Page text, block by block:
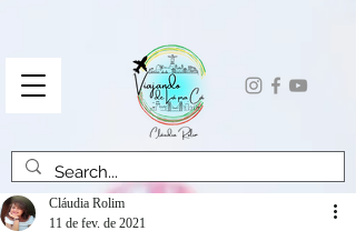
Cláudia Rolim
11 de fev. de 2021